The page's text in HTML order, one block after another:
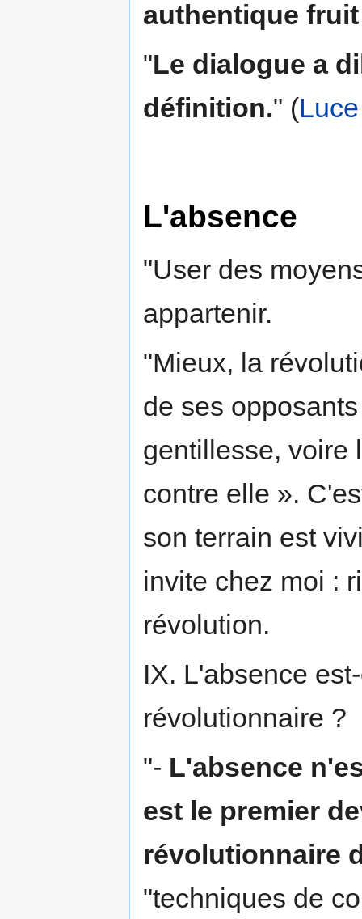
authentique
"Le dialogue a
définition." (
L'absence
"User des
appartenir.
"Mieux, la
de ses
gentillesse, voire
contre elle ».
son terrain est
invite chez moi :
révolution.
IX. L'absence
révolutionnaire ?
"- L'absence
est le premier
révolutionnaire
"techniques de